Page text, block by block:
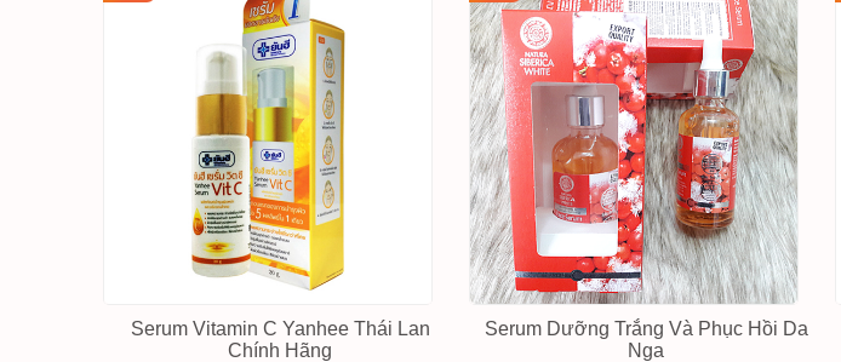
Serum Vitamin C Yanhee Thái Lan
Chính Hãng
Serum Dưỡng Trắng Và Phục Hồi Da
Nga